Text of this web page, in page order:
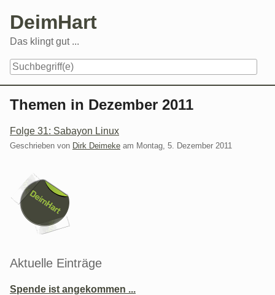
content
DeimHart
Das klingt gut ...
Themen in Dezember 2011
Folge 31: Sabayon Linux
Geschrieben von Dirk Deimeke am Montag, 5. Dezember 2011
Seitenleiste
Aktuelle Einträge
Spende ist angekommen ...